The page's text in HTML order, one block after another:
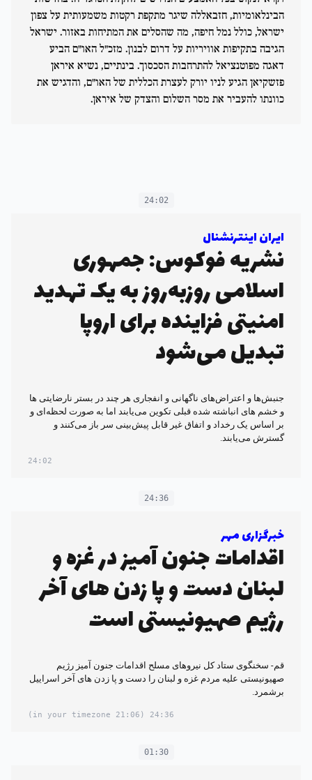
הבינלאומיות, חזבאללה שיגר מתקפת רקטות משמעותית על צפון
ישראל, כולל נמל חיפה, מה שהסלים את המתיחות באזור. ישראל
הגיבה בתקיפות אוויריות על דרום לבנון. מזכ"ל האו"ם הביע
דאגה מפוטנציאל להתרחבות הסכסוך. בינתיים, נשיא איראן
פזשקיאן הגיע לניו יורק לעצרת הכללית של האו"ם, והדגיש את
כוונתו להעביר את מסר השלום והצדק של איראן.
24:02
ایران اینترنشنال
نشریه فوکوس: جمهوری
اسلامی روزبه‌روز به یک تهدید
امنیتی فزاینده برای اروپا
تبدیل می‌شود
جنبش‌ها و اعتراض‌های ناگهانی و انفجاری هر چند در بستر نارضایتی ها
و خشم های انباشته شده‌ قبلی تکوین می‌یابند اما به صورت لحظه‌ای و
بر اساس یک رخداد و اتفاق غیر قابل پیش‌بینی سر باز می‌کنند و
گسترش می‌یابند.
24:02
24:36
خبرگزاری مهر
اقدامات جنون آمیز در غزه و
لبنان دست و پا زدن های آخر
رژیم صهیونیستی است
قم- سخنگوی ستاد کل نیروهای مسلح اقدامات جنون آمیز رژیم
صهیونیستی علیه مردم غزه و لبنان را دست و پا زدن های آخر اسراییل
برشمرد.
24:36
(21:06 in your timezone)
01:30